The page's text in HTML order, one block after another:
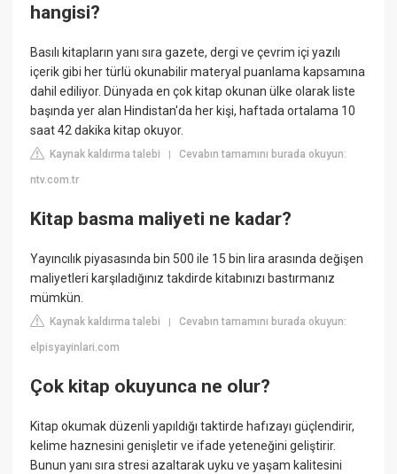
hangisi?
Basılı kitapların yanı sıra gazete, dergi ve çevrim içi yazılı
içerik gibi her türlü okunabilir materyal puanlama kapsamına
dahil ediliyor. Dünyada en çok kitap okunan ülke olarak liste
başında yer alan Hindistan'da her kişi, haftada ortalama 10
saat 42 dakika kitap okuyor.
Kaynak kaldırma talebi |Cevabın tamamını burada okuyun:
ntv.com.tr
Kitap basma maliyeti ne kadar?
Yayıncılık piyasasında bin 500 ile 15 bin lira arasında değişen
maliyetleri karşıladığınız takdirde kitabınızı bastırmanız
mümkün.
Kaynak kaldırma talebi |Cevabın tamamını burada okuyun:
elpisyayinlari.com
Çok kitap okuyunca ne olur?
Kitap okumak düzenli yapıldığı taktirde hafızayı güçlendirir,
kelime haznesini genişletir ve ifade yeteneğini geliştirir.
Bunun yanı sıra stresi azaltarak uyku ve yaşam kalitesini